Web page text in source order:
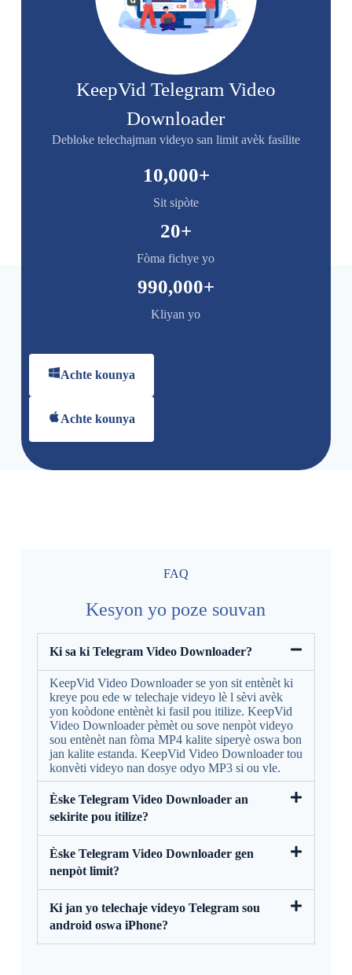
KeepVid Telegram Video
Downloader
Debloke telechajman videyo san limit avèk fasilite
Sit sipòte
10,000+
Fòma fichye yo
20+
Kliyan yo
990,000+
Achte kounya
Achte kounya
FAQ
Kesyon yo poze souvan
Ki sa ki Telegram Video Downloader?
KeepVid Video Downloader se yon sit entènèt ki
kreye pou ede w telechaje videyo lè l sèvi avèk
yon koòdone entènèt ki fasil pou itilize. KeepVid
Video Downloader pèmèt ou sove nenpòt videyo
sou entènèt nan fòma MP4 kalite siperyè oswa bon
jan kalite estanda. KeepVid Video Downloader tou
konvèti videyo nan dosye odyo MP3 si ou vle.
Èske Telegram Video Downloader an
sekirite pou itilize?
Èske Telegram Video Downloader gen
nenpòt limit?
Ki jan yo telechaje videyo Telegram sou
android oswa iPhone?